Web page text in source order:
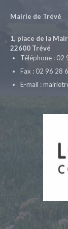
Mairie de Trévé
1, place de la
22600 Trévé
Téléphone : 02
Fax : 02 96 28
E-mail :